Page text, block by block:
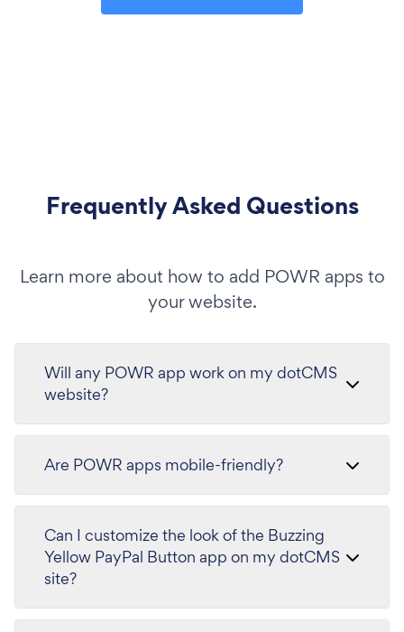
Frequently Asked Questions
Learn more about how to add POWR apps to
your website.
Will any POWR app work on my dotCMS
website?
Are POWR apps mobile-friendly?
Can I customize the look of the Buzzing
Yellow PayPal Button app on my dotCMS
site?